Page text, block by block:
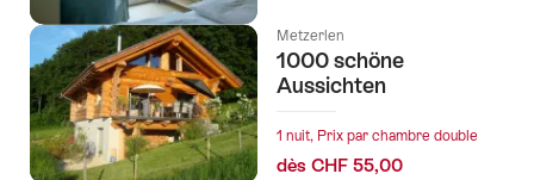
Metzerlen
1000 schöne
Aussichten
1 nuit, Prix par chambre double
dès CHF 55,00